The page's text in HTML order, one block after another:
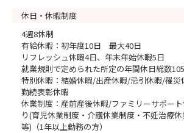
休日・休暇制度
4週8休制
有給休暇：初年度10日 最大40日
リフレッシュ休暇4日、年末年始休暇5日
就業規則で定められた所定の年間休日総数105
特別休暇：結婚休暇/出産休暇/忌引休暇/罹
勤続表彰休暇
休業制度：産前産後休暇/ファミリーサポー
り(育児休業制度・介護休業制度・不妊治療
等)（1年以上勤務の方）